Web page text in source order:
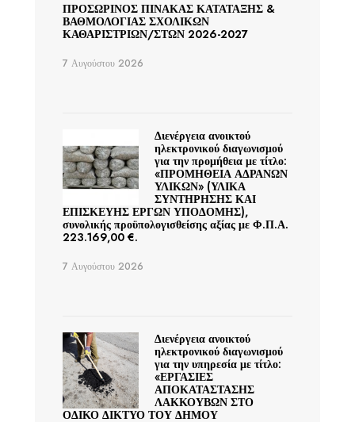
ΠΡΟΣΩΡΙΝΟΣ ΠΙΝΑΚΑΣ ΚΑΤΑΤΑΞΗΣ &
ΒΑΘΜΟΛΟΓΙΑΣ ΣΧΟΛΙΚΩΝ
ΚΑΘΑΡΙΣΤΡΙΩΝ/ΣΤΩΝ 2026-2027
7 Αυγούστου 2026
Διενέργεια ανοικτού
ηλεκτρονικού διαγωνισμού
για την προμήθεια με τίτλο:
«ΠΡΟΜΗΘΕΙΑ ΑΔΡΑΝΩΝ
ΥΛΙΚΩΝ» (ΥΛΙΚΑ
ΣΥΝΤΗΡΗΣΗΣ ΚΑΙ
ΕΠΙΣΚΕΥΗΣ ΕΡΓΩΝ ΥΠΟΔΟΜΗΣ),
συνολικής προϋπολογισθείσης αξίας με Φ.Π.Α.
223.169,00 €.
7 Αυγούστου 2026
Διενέργεια ανοικτού
ηλεκτρονικού διαγωνισμού
για την υπηρεσία με τίτλο:
«ΕΡΓΑΣΙΕΣ
ΑΠΟΚΑΤΑΣΤΑΣΗΣ
ΛΑΚΚΟΥΒΩΝ ΣΤΟ
ΟΔΙΚΟ ΔΙΚΤΥΟ ΤΟΥ ΔΗΜΟΥ